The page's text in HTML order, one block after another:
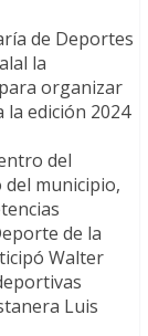
de Deportes
la
organizar
la edición 2024
del
municipio,
de la
Walter
Luis